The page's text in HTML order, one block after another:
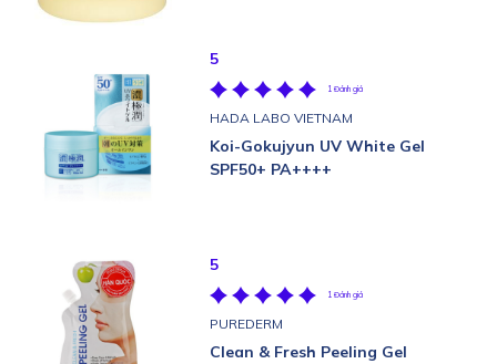
5
1 Đánh giá
HADA LABO VIETNAM
Koi-Gokujyun UV White Gel
SPF50+ PA++++
5
1 Đánh giá
PUREDERM
Clean & Fresh Peeling Gel